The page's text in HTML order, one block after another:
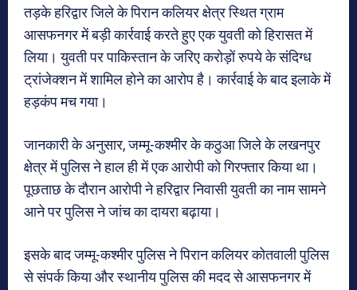
तड़के हरिद्वार जिले के पिरान कलियर क्षेत्र स्थित ग्राम
आसफनगर में बड़ी कार्रवाई करते हुए एक युवती को हिरासत में
लिया। युवती पर पाकिस्तान के जरिए करोड़ों रुपये के संदिग्ध
ट्रांजेक्शन में शामिल होने का आरोप है। कार्रवाई के बाद इलाके में
हड़कंप मच गया।
जानकारी के अनुसार, जम्मू-कश्मीर के कठुआ जिले के लखनपुर
क्षेत्र में पुलिस ने हाल ही में एक आरोपी को गिरफ्तार किया था।
पूछताछ के दौरान आरोपी ने हरिद्वार निवासी युवती का नाम सामने
आने पर पुलिस ने जांच का दायरा बढ़ाया।
इसके बाद जम्मू-कश्मीर पुलिस ने पिरान कलियर कोतवाली पुलिस
से संपर्क किया और स्थानीय पुलिस की मदद से आसफनगर में